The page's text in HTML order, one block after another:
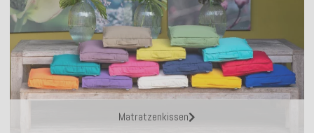
Matratzenkissen